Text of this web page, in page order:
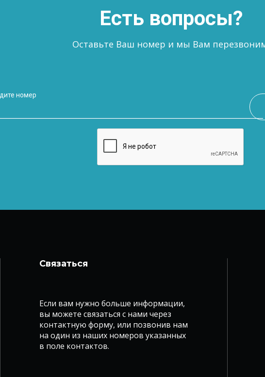
Есть вопросы?
Оставьте Ваш номер и мы Вам
Связаться
Если вам нужно больше информации,
вы можете связаться с нами через
контактную форму, или позвонив нам
на один из наших номеров указанных
в поле контактов.